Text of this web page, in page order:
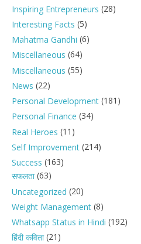
Inspiring Entrepreneurs (28)
Interesting Facts (5)
Mahatma Gandhi (6)
Miscellaneous (64)
Miscellaneous (55)
News (22)
Personal Development (181)
Personal Finance (34)
Real Heroes (11)
Self Improvement (214)
Success (163)
सफलता(63)
Uncategorized (20)
Weight Management (8)
Whatsapp Status in Hindi (192)
हिंदी कविता(21)